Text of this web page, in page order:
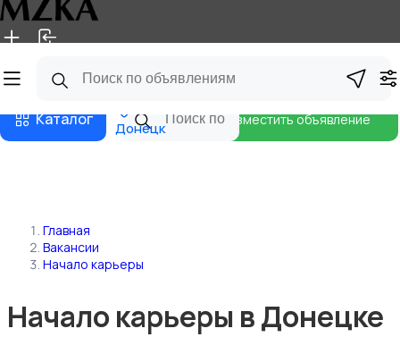
Главная Магазины
Каталог Донецк
Разместить объявление
Главная
Вакансии
Начало карьеры
Начало карьеры в Донецке